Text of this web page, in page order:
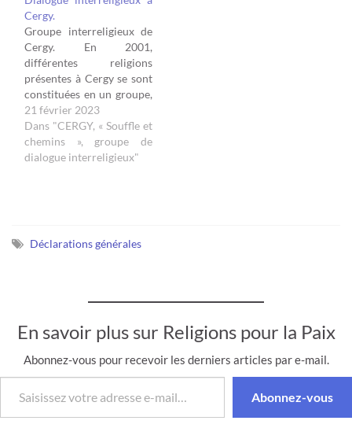
sur : L'HOSPITALITE,
SOURCE DE FRATERNITE
le 19 février 2008, à 20
heures Salle de
l'observatoire, maison de
quartier…
Cergy.
Groupe interreligieux de
Cergy. En 2001,
différentes religions
présentes à Cergy se sont
constituées en un groupe,
Souffle et chemins ( nous
croyons tous en Un
Souffle, et nous
reconnaissons qu'il y a
21 février 2023
Dans "CERGY, « Souffle et
chemins », groupe de
dialogue interreligieux"
Déclarations générales
En savoir plus sur Religions pour la Paix
Abonnez-vous pour recevoir les derniers articles par e-mail.
Saisissez votre adresse e-mail…
Abonnez-vous